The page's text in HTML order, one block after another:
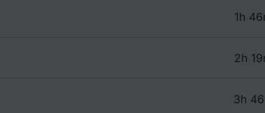
1h
2h
3h